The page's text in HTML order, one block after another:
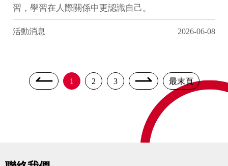
習，學習在人際關係中更認識自己。
活動消息 2026-06-08
1 2 3 最末頁